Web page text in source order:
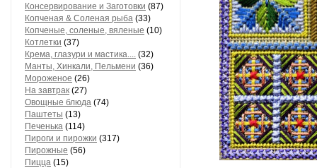
Консервирование и Заготовки (87)
Копченая & Соленая рыба (33)
Копченые, соленые, вяленые (10)
Котлетки (37)
Крема, глазури и мастика.... (32)
Манты, Хинкали, Пельмени (36)
Мороженое (26)
На завтрак (27)
Овощные блюда (74)
Паштеты (13)
Печенька (114)
Пироги и пирожки (317)
Пирожные (56)
Пицца (15)